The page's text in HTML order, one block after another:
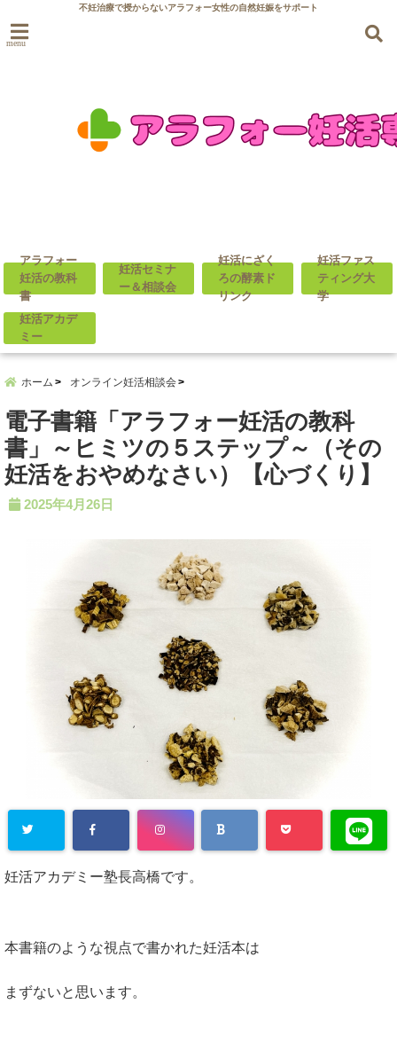
不妊治療で授からないアラフォー女性の自然妊娠をサポート
menu
アラフォー
妊活の教科
書
妊活セミナ
ー＆相談会
妊活にざく
ろの酵素ド
リンク
妊活ファス
ティング大
学
妊活アカデ
ミー
ホーム オンライン妊活相談会
電子書籍「アラフォー妊活の教科
書」～ヒミツの５ステップ～（その
妊活をおやめなさい）【心づくり】
2025年4月26日
妊活アカデミー塾長高橋です。
本書籍のような視点で書かれた妊活本は
まずないと思います。